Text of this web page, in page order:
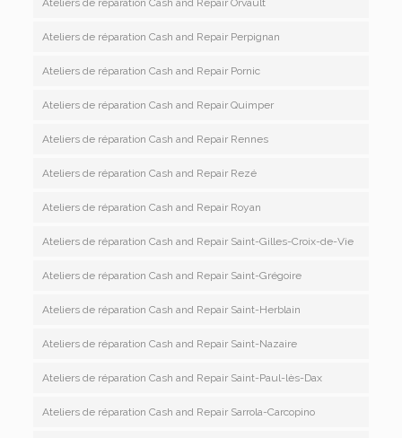
Ateliers de réparation Cash and Repair Perpignan
Ateliers de réparation Cash and Repair Pornic
Ateliers de réparation Cash and Repair Quimper
Ateliers de réparation Cash and Repair Rennes
Ateliers de réparation Cash and Repair Rezé
Ateliers de réparation Cash and Repair Royan
Ateliers de réparation Cash and Repair Saint-Gilles-Croix-de-Vie
Ateliers de réparation Cash and Repair Saint-Grégoire
Ateliers de réparation Cash and Repair Saint-Herblain
Ateliers de réparation Cash and Repair Saint-Nazaire
Ateliers de réparation Cash and Repair Saint-Paul-lès-Dax
Ateliers de réparation Cash and Repair Sarrola-Carcopino